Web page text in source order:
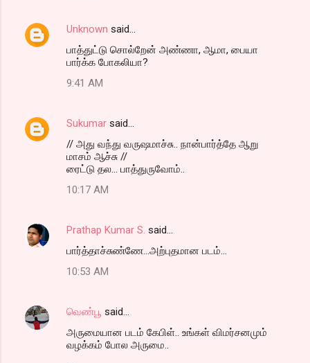
Unknown said…
பாத்துட்டு சொல்றேன் அண்ணா, ஆமா, பையா
பார்க்க போகலியா?
9:41 AM
Sukumar said…
// அது வந்து வருஷமாச்சு.. நான்பார்த்தே ஆறு
மாசம் ஆச்சு //
ரைட்டு தல... பாத்துருவோம்..
10:17 AM
Prathap Kumar S. said…
பார்த்தாச்சுண்ணே...அற்புதமான படம்...
10:53 AM
வெண்பூ said…
அருமையான படம் கேபிள்.. உங்கள் விமர்சனமும்
வழக்கம் போல அருமை..